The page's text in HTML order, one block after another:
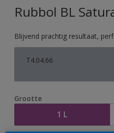
Rubbol BL
Blijvend prachtig resultaat,
T4.04.66
Grootte
1 L